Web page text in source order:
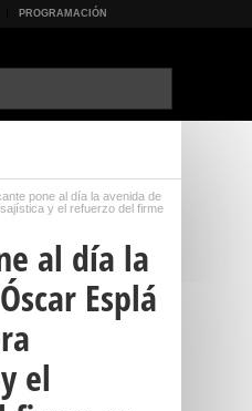
PROGRAMACIÓN
pone al día la avenida de
y el refuerzo del firme
al día la
Esplá
el